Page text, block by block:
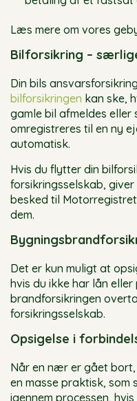
Læs mere om vores
Bilforsikring –
Din bils
bilforsikringen kan ske,
gamle bil afmeldes eller
omregistreres til en ny
automatisk.
Hvis du flytter din
forsikringsselskab,
besked til
dem.
Det er kun muligt at
hvis du ikke har lån
brandforsikringen
forsikringsselskab.
Opsigelse i
Når en nær er gået
en masse praktisk, som
igennem processen,